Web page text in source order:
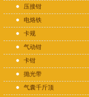
压接钳
电烙铁
卡规
气动钳
卡钳
抛光带
气囊千斤顶